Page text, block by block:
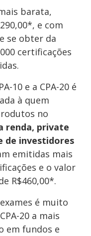
barata,
e com
se obter da
certificações
10 e a CPA-20 é
à quem
no
renda, private
de investidores
emitidas mais
e o valor
R$460,00*.
é muito
20 a mais
em fundos e